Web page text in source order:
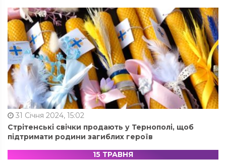
31 Січня 2024, 15:02
Стрітенські свічки продають у Тернополі, щоб
підтримати родини загиблих героїв
15 ТРАВНЯ